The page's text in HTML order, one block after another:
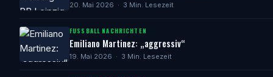
20. Mai 2026 · 3 Min. Lesezeit
FUSSBALL NACHRICHTEN
Emiliano Martinez: „aggressiv“
19. Mai 2026 · 3 Min. Lesezeit